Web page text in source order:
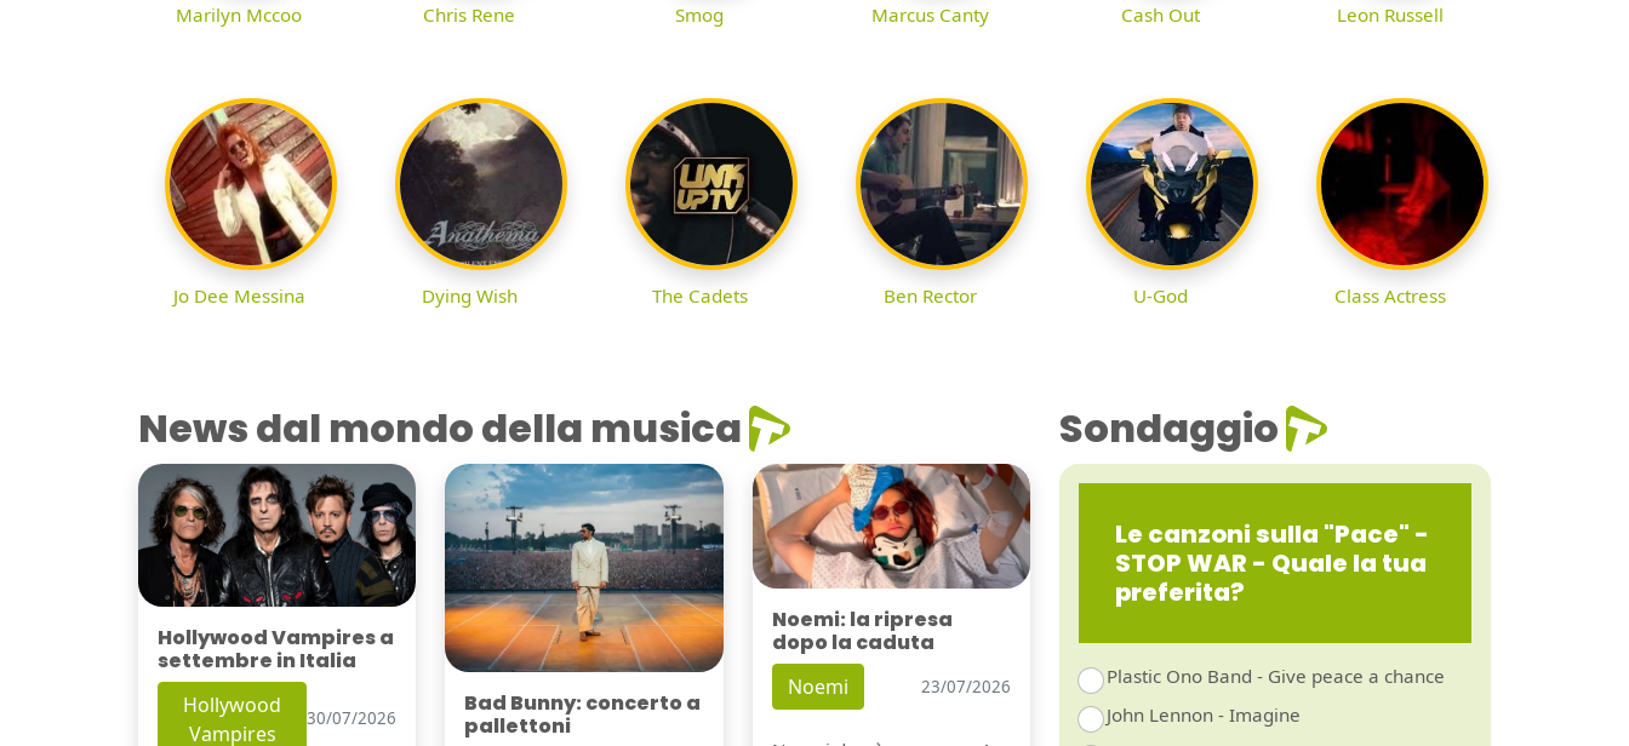
Marilyn Mccoo Chris Rene Smog Marcus Canty Cash Out Leon Russell
Jo Dee Messina Dying Wish The Cadets Ben Rector U-God Class Actress
News dal mondo della musica
Hollywood Vampires a
settembre in Italia
Hollywood
Vampires
30/07/2026
Bad Bunny: concerto a
pallettoni
Noemi: la ripresa
dopo la caduta
Noemi 23/07/2026
Sondaggio
Le canzoni sulla "Pace" -
STOP WAR - Quale la tua
preferita?
Plastic Ono Band - Give peace a chance
John Lennon - Imagine